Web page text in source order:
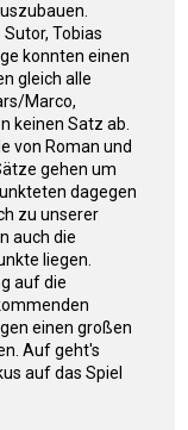
Tobias
konnten einen
gleich alle
Marco,
keinen Satz ab.
von Roman und
gehen um
dagegen
zu unserer
auch die
liegen.
auf die
einen großen
Auf geht's
auf das Spiel